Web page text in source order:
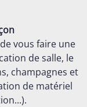
vous faire une
de salle, le
champagnes et
de matériel